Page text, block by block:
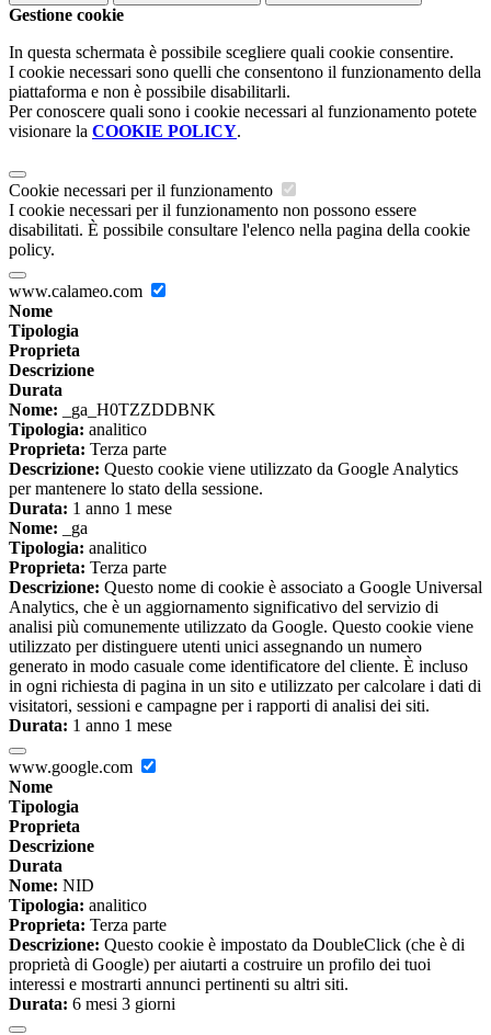
Gestione cookie
In questa schermata è possibile scegliere quali cookie consentire.
I cookie necessari sono quelli che consentono il funzionamento della
piattaforma e non è possibile disabilitarli.
Per conoscere quali sono i cookie necessari al funzionamento potete
visionare la COOKIE POLICY.
Cookie necessari per il funzionamento
I cookie necessari per il funzionamento non possono essere
disabilitati. È possibile consultare l'elenco nella pagina della cookie
policy.
www.calameo.com
Nome
Tipologia
Proprieta
Descrizione
Durata
Nome: _ga_H0TZZDDBNK
Tipologia: analitico
Proprieta: Terza parte
Descrizione: Questo cookie viene utilizzato da Google Analytics
per mantenere lo stato della sessione.
Durata: 1 anno 1 mese
Nome: _ga
Tipologia: analitico
Proprieta: Terza parte
Descrizione: Questo nome di cookie è associato a Google Universal
Analytics, che è un aggiornamento significativo del servizio di
analisi più comunemente utilizzato da Google. Questo cookie viene
utilizzato per distinguere utenti unici assegnando un numero
generato in modo casuale come identificatore del cliente. È incluso
in ogni richiesta di pagina in un sito e utilizzato per calcolare i dati di
visitatori, sessioni e campagne per i rapporti di analisi dei siti.
Durata: 1 anno 1 mese
www.google.com
Nome
Tipologia
Proprieta
Descrizione
Durata
Nome: NID
Tipologia: analitico
Proprieta: Terza parte
Descrizione: Questo cookie è impostato da DoubleClick (che è di
proprietà di Google) per aiutarti a costruire un profilo dei tuoi
interessi e mostrarti annunci pertinenti su altri siti.
Durata: 6 mesi 3 giorni